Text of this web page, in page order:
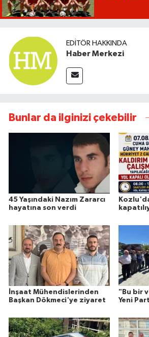
EDITÖR HAKKINDA
Haber Merkezi
Bunlar da ilginizi çekebilir
45 Yaşındaki Nazım Zararcı
hayatına son verdi
İnşaat Mühendislerinden
Başkan Dökmeci'ye ziyaret
"Bu bir
Yeni